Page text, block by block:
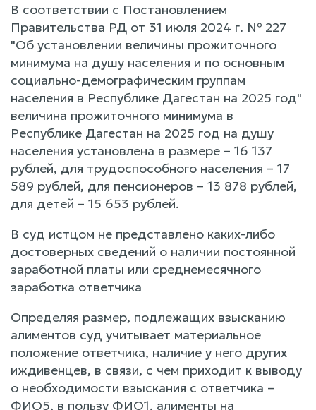
В соответствии с Постановлением
Правительства РД от 31 июля 2024 г. № 227
"Об установлении величины прожиточного
минимума на душу населения и по основным
социально-демографическим группам
населения в Республике Дагестан на 2025 год"
величина прожиточного минимума в
Республике Дагестан на 2025 год на душу
населения установлена в размере – 16 137
рублей, для трудоспособного населения – 17
589 рублей, для пенсионеров – 13 878 рублей,
для детей – 15 653 рублей.
В суд истцом не представлено каких-либо
достоверных сведений о наличии постоянной
заработной платы или среднемесячного
заработка ответчика
Определяя размер, подлежащих взысканию
алиментов суд учитывает материальное
положение ответчика, наличие у него других
иждивенцев, в связи, с чем приходит к выводу
о необходимости взыскания с ответчика –
ФИО5, в пользу ФИО1, алименты на